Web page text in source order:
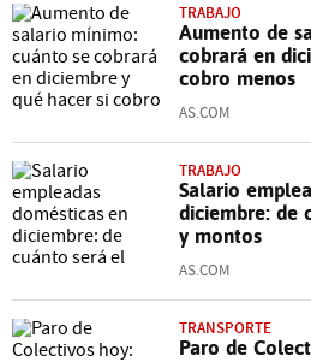
TRABAJO
Aumento de
cobrará en
cobro menos
AS.COM
TRABAJO
Salario
diciembre: de
y montos
AS.COM
TRANSPORTE
Paro de